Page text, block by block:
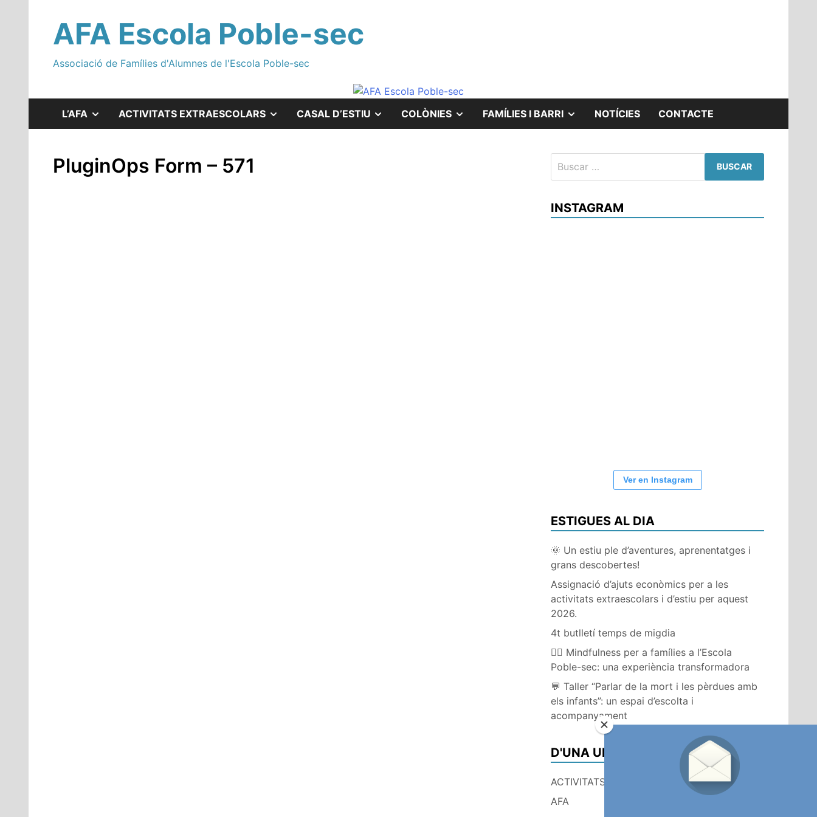
contenidoAFA Escola Poble-sec
Associació de Famílies d'Alumnes de l'Escola Poble-sec
L’AFA MOSTRAR
SUBMENÚ
ACTIVITATS EXTRAESCOLARS MOSTRAR
CASAL D’ESTIU MOSTRAR
COLÒNIES MOSTRAR
FAMÍLIES I BARRI MOSTRAR
SUBMENÚ
NOTÍCIES CONTACTE
PluginOps Form – 571
INSTAGRAM
Ver en Instagram
ESTIGUES AL DIA
🌞 Un estiu ple d’aventures, aprenentatges i
grans descobertes!
Assignació d’ajuts econòmics per a les
activitats extraescolars i d’estiu per aquest
2026.
4t butlletí temps de migdia
🧘‍♀️ Mindfulness per a famílies a l’Escola
Poble-sec: una experiència transformadora
💬 Taller “Parlar de la mort i les pèrdues amb
els infants”: un espai d’escolta i
acompanyament
D'UNA ULLADA
ACTIVITATS FAMILIARS
AFA